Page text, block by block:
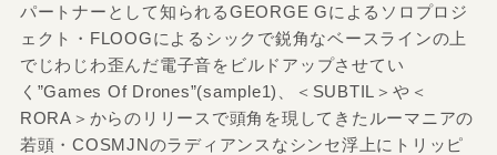
パートナーとして知られるGEORGE Gによるソロプロジ
ェクト・FLOOGによるシックで鋭角なベースラインの上
でじわじわ歪んだ電子音をビルドアップさせてい
く”Games Of Drones”(sample1)、＜SUBTIL＞や＜
RORA＞からのリリースで頭角を現してきたルーマニアの
若頭・COSMJNのラディアンスなシンセ浮上にトリッピ